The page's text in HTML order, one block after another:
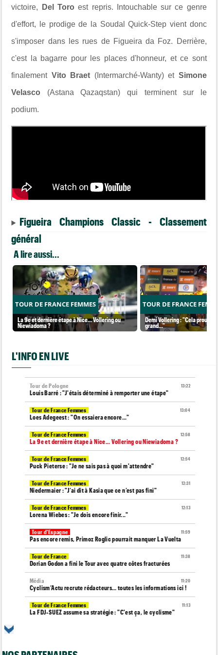
victoire, Del Toro est repris. Intouchable sur ce genre
d'effort, le prodige de la Soudal Quick-Step vient donc
s'imposer dans les rues de Figueira da Foz. Derrière,
c'est la bagarre pour les places d'honneur, et ce sont
finalement Vito Braet (Intermarché-Wanty) et Simone
Velasco (Astana Qazaqstan) qui terminent sur le
podium.
Figueira Champions Classic - Classement
général
A lire aussi...
TOUR DE FRANCE FEMMES
La 9e et dernière étape à Nice... Vollering ou
Niewiadoma ?
TOUR DE FRANCE
Demi Vollering : "Cela prouve
grand..."
L'INFO EN LIVE
13:22
Tour de Pologne
Louis Barré : "J'étais déterminé à remporter une étape"
13:04
Tour de France Femmes
Loes Adegeest : "On essaiera encore..."
12:58
Tour de France Femmes
La 9e et dernière étape à Nice... Vollering ou Niewiadoma ?
12:54
Tour de France Femmes
Puck Pieterse : "Je ne sais pas à quoi m'attendre"
12:31
Tour de France Femmes
Niedermaier : "J’ai dit à Kasia que ce n’est pas fini"
12:13
Tour de France Femmes
Lorena Wiebes : "Je dois encore finir..."
11:59
Tour d'Espagne
Pas encore remis, Primoz Roglic pourrait manquer La Vuelta
11:38
Tour de France
Dorian Godon a fini le Tour avec quatre côtes fracturées
11:20
Média
Cyclism’Actu recrute rédacteurs… toutes les informations ici !
11:13
Tour de France Femmes
La FDJ-SUEZ assume sa stratégie : "C'est ça, le cyclisme"